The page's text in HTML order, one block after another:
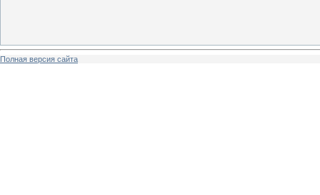
Полная версия сайта